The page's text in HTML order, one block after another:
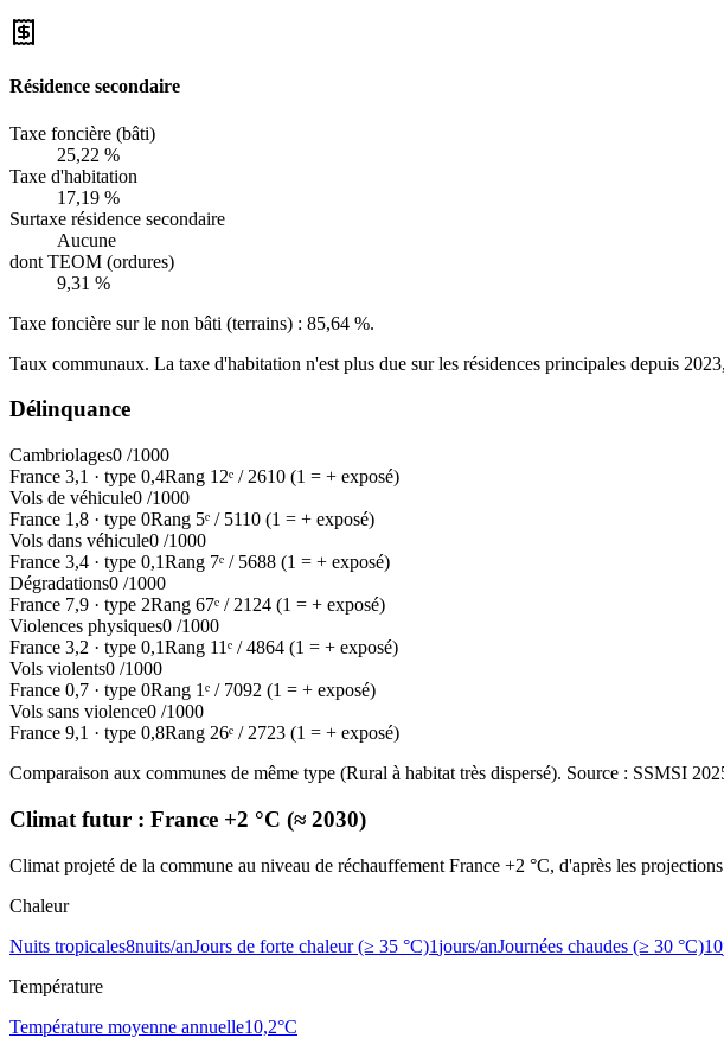
Résidence secondaire
Taxe foncière (bâti)
25,22 %
Taxe d'habitation
17,19 %
Surtaxe résidence secondaire
Aucune
dont TEOM (ordures)
9,31 %
Taxe foncière sur le non bâti (terrains) : 85,64 %.
Taux communaux. La taxe d'habitation n'est plus due sur les résidences principales depuis
Délinquance
Cambriolages0 /1000
France 3,1 · type 0,4Rang 12ᵉ / 2610 (1 = + exposé)
Vols de véhicule0 /1000
France 1,8 · type 0Rang 5ᵉ / 5110 (1 = + exposé)
Vols dans véhicule0 /1000
France 3,4 · type 0,1Rang 7ᵉ / 5688 (1 = + exposé)
Dégradations0 /1000
France 7,9 · type 2Rang 67ᵉ / 2124 (1 = + exposé)
Violences physiques0 /1000
France 3,2 · type 0,1Rang 11ᵉ /4864 (1 = + exposé)
Vols violents0 /1000
France 0,7 · type 0Rang 1ᵉ / 7092 (1 = + exposé)
Vols sans violence0 /1000
France 9,1 · type 0,8Rang 26ᵉ / 2723 (1 = + exposé)
Comparaison aux communes de même type (Rural à habitat très dispersé). Source : SSMSI
Climat futur : France +2 °C (≈ 2030)
Climat projeté de la commune au niveau de réchauffement France +2 °C, d'après les
Chaleur
Nuits tropicales8nuits/anJours de forte chaleur (≥ 35 °C)1jours/anJournées chaudes (≥ 30 °C)10
Température
Température moyenne annuelle10,2°C